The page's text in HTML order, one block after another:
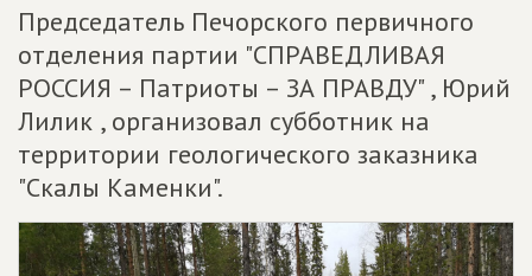
Председатель Печорского первичного
отделения партии "СПРАВЕДЛИВАЯ
РОССИЯ – Патриоты – ЗА ПРАВДУ" , Юрий
Лилик , организовал субботник на
территории геологического заказника
"Скалы Каменки".